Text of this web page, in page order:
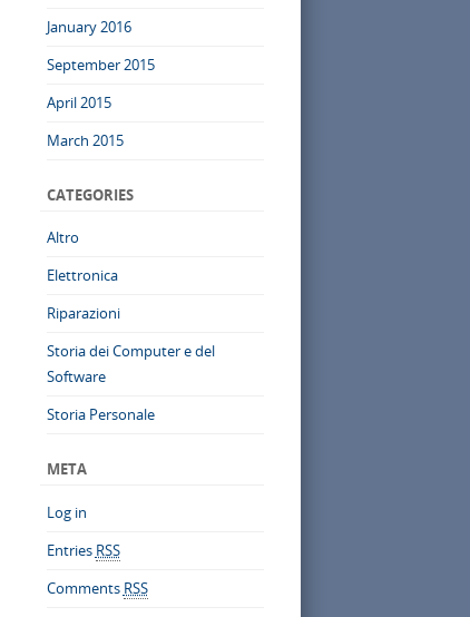
January 2016
September 2015
April 2015
March 2015
CATEGORIES
Altro
Elettronica
Riparazioni
Storia dei Computer e del
Software
Storia Personale
META
Log in
Entries RSS
Comments RSS